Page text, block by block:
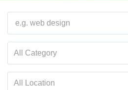
All Category
All Location